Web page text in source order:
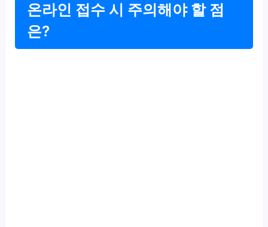
온라인 접수 시 주의해야 할 점
은?